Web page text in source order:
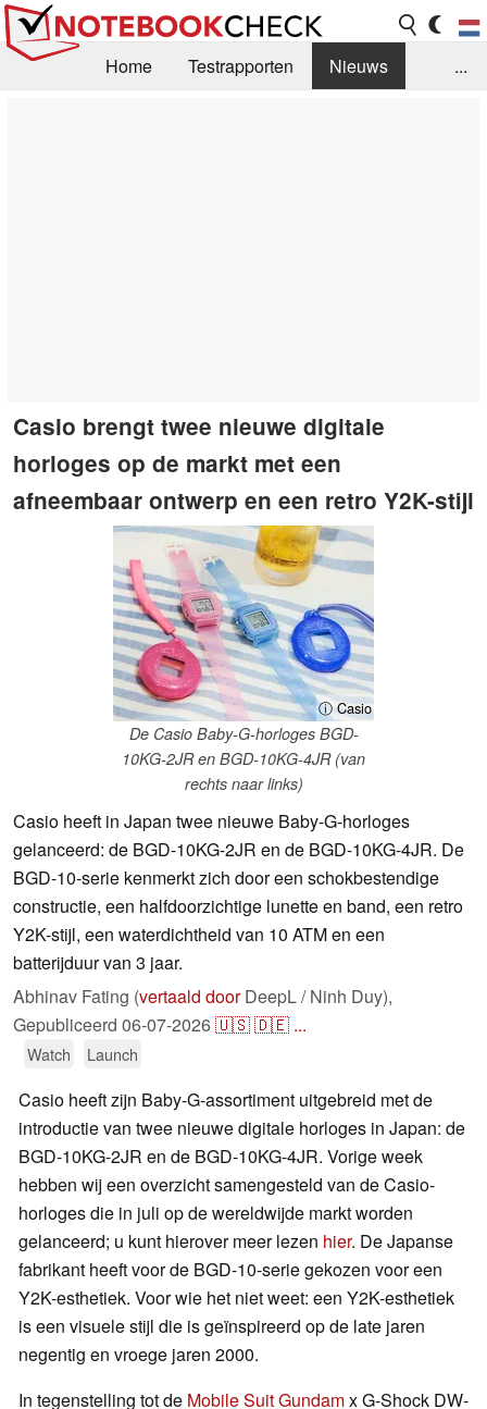
Home Testrapporten
Nieuws
...
Casio brengt twee nieuwe digitale
horloges op de markt met een
afneembaar ontwerp en een retro Y2K-stijl
ⓘ Casio
De Casio Baby-G-horloges BGD-
10KG-2JR en BGD-10KG-4JR (van
rechts naar links)
Casio heeft in Japan twee nieuwe Baby-G-horloges
gelanceerd: de BGD-10KG-2JR en de BGD-10KG-4JR. De
BGD-10-serie kenmerkt zich door een schokbestendige
constructie, een halfdoorzichtige lunette en band, een retro
Y2K-stijl, een waterdichtheid van 10 ATM en een
batterijduur van 3 jaar.
Abhinav Fating (vertaald doorDeepL / Ninh Duy),
Gepubliceerd 06-07-2026🇺🇸🇩🇪 ...
Watch Launch
Casio heeft zijn Baby-G-assortiment uitgebreid met de
introductie van twee nieuwe digitale horloges in Japan: de
BGD-10KG-2JR en de BGD-10KG-4JR. Vorige week
hebben wij een overzicht samengesteld van de Casio-
horloges die in juli op de wereldwijde markt worden
gelanceerd; u kunt hierover meer lezen hier. De Japanse
fabrikant heeft voor de BGD-10-serie gekozen voor een
Y2K-esthetiek. Voor wie het niet weet: een Y2K-esthetiek
is een visuele stijl die is geïnspireerd op de late jaren
negentig en vroege jaren 2000.
In tegenstelling tot de Mobile Suit Gundamx G-Shock DW-